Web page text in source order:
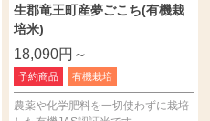
生郡竜王町産夢ごこち(有機栽
培米)
18,090円～
予約商品 有機栽培
農薬や化学肥料を一切使わずに栽培